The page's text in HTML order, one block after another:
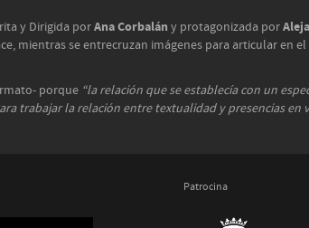
y Dirigida porAna Corbalán y protagonizada por
mientras se entrecruzan imágenes para articular en
porque “la relación que se establecía con un
trabajar la relación entre textualidad y presencias
Patrocina